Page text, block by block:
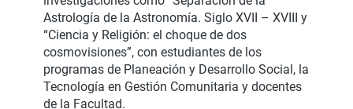
Astrología de la Astronomía. Siglo XVII – XVIII y
“Ciencia y Religión: el choque de dos
cosmovisiones”, con estudiantes de los
programas de Planeación y Desarrollo Social, la
Tecnología en Gestión Comunitaria y docentes
de la Facultad.